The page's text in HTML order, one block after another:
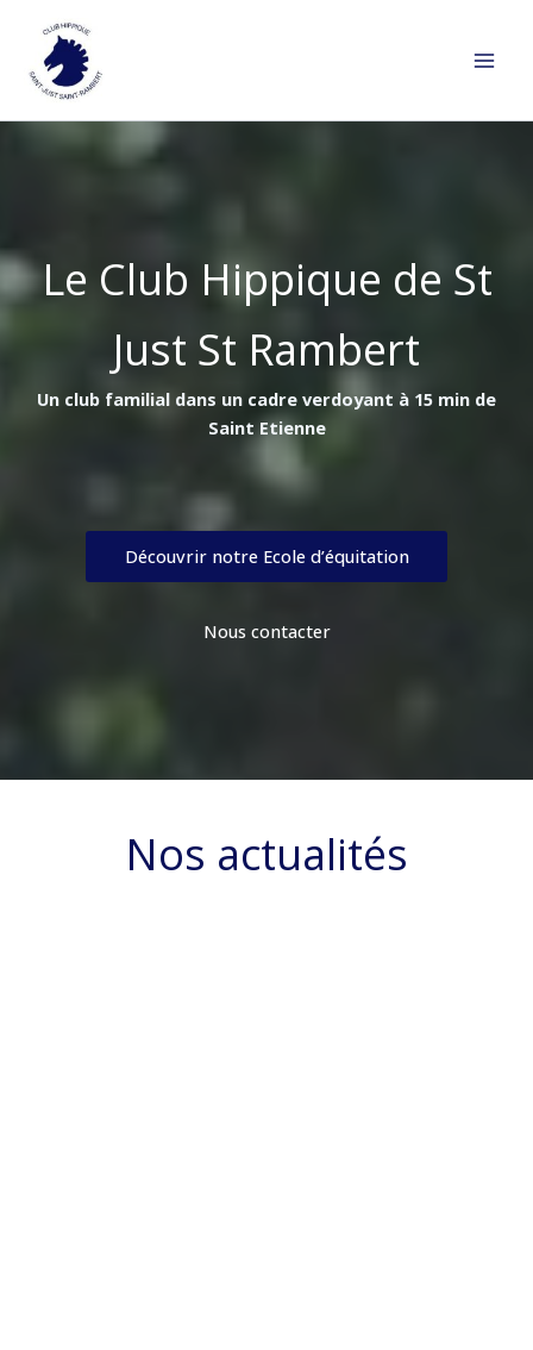
contenu
Le Club Hippique de St
Just St Rambert
Un club familial dans un cadre verdoyant à 15 min de
Saint Etienne
Découvrir notre Ecole d’équitation
Nous contacter
Nos actualités